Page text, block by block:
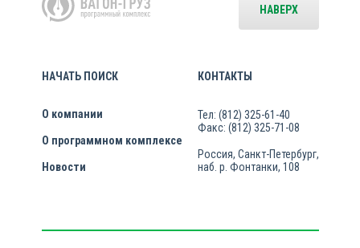
НАЧАТЬ ПОИСК
О компании
О программном комплексе
Новости
КОНТАКТЫ
Тел: (812) 325-61-40
Факс: (812) 325-71-08
Россия, Санкт-Петербург,
наб. р. Фонтанки, 108
НАВЕРХ